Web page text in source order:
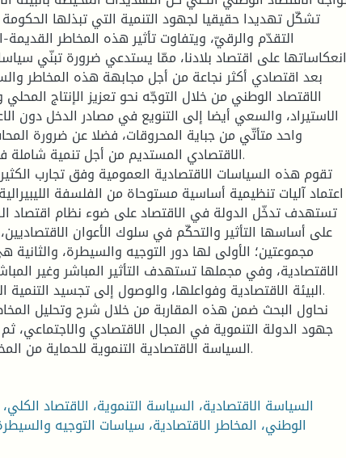
تشكّل تهديدا حقيقيا لجهود التنمية التي تبذلها
التقدّم والرقيّ، ويتفاوت تأثير هذه المخاطر القديمة-
انعكاساتها على اقتصاد بلادنا، ممّا يستدعي ضرورة تبنّي
بعد اقتصادي أكثر نجاعة من أجل مجابهة هذه المخاطر
الاقتصاد الوطني من خلال التوجّه نحو تعزيز الإنتاج
الاستيراد، والسعي أيضا إلى التنويع في مصادر الدخل دون
واحد متأتّي من جباية المحروقات، فضلا عن ضرورة
الاقتصادي المستديم من أجل تنمية شاملة
تقوم هذه السياسات الاقتصادية العمومية وفق تجارب
اعتماد آليات تنظيمية أساسية مستوحاة من الفلسفة
تستهدف تدخّل الدولة في الاقتصاد على ضوء نظام اقتصاد
على أساسها التأثير والتحكّم في سلوك الأعوان
مجموعتين؛ الأولى لها دور التوجيه والسيطرة، والثانية
الاقتصادية، وفي مجملها تستهدف التأثير المباشر وغير
البيئة الاقتصادية وفواعلها، والوصول إلى تجسيد التنمية
نحاول البحث ضمن هذه المقاربة من خلال شرح وتحليل
جهود الدولة التنموية في المجال الاقتصادي والاجتماعي،
السياسة الاقتصادية التنموية للحماية من المخاطر الاقتصادية.
السياسة الاقتصادية، السياسة التنموية، الاقتصاد
الوطني، المخاطر الاقتصادية، سياسات التوجيه